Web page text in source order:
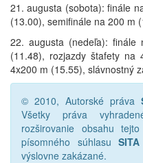
21. augusta (sobota): finále
(13.00), semifinále na 200 m
22. augusta (nedeľa):
(11.48), rozjazdy štafety
4x200 m (15.55), slávnostný
© 2010, Autorské práva
Všetky práva
rozširovanie obsahu
písomného súhlasu
výslovne zakázané.